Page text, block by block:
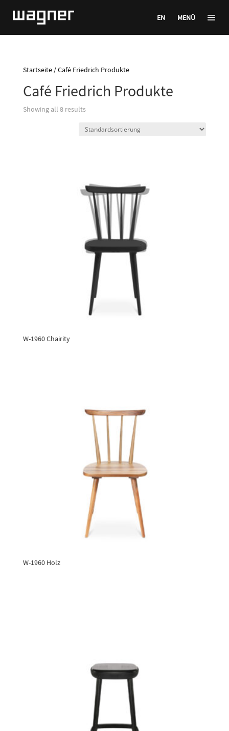
EN MENÜ
Startseite/ Café Friedrich Produkte
Café Friedrich Produkte
Showing all 8 results
W-1960 Chairity
W-1960 Holz